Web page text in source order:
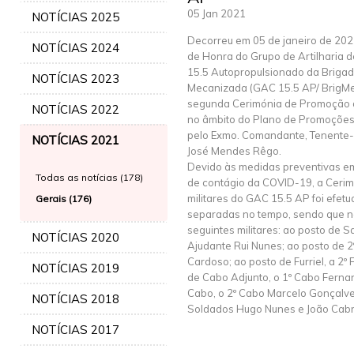
NOTÍCIAS 2025
NOTÍCIAS 2024
NOTÍCIAS 2023
NOTÍCIAS 2022
NOTÍCIAS 2021
Todas as notícias (178)
Gerais (176)
NOTÍCIAS 2020
NOTÍCIAS 2019
NOTÍCIAS 2018
NOTÍCIAS 2017
05 Jan 2021
Decorreu em 05 de janeiro de
de Honra do Grupo de Artilharia
15.5 Autopropulsionado da
Mecanizada (GAC 15.5 AP/
segunda Cerimónia de
no âmbito do Plano de
pelo Exmo. Comandante,
José Mendes Rêgo.
Devido às medidas preventivas
de contágio da COVID-19, a
militares do GAC 15.5 AP foi
separadas no tempo, sendo que
seguintes militares: ao posto de
Ajudante Rui Nunes; ao posto de
Cardoso; ao posto de Furriel, a
de Cabo Adjunto, o 1º Cabo
Cabo, o 2º Cabo Marcelo
Soldados Hugo Nunes e João